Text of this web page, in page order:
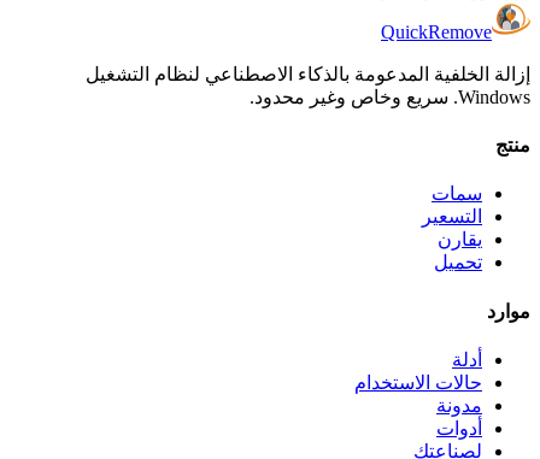
QuickRemove
إزالة الخلفية المدعومة بالذكاء الاصطناعي لنظام التشغيل
Windows. سريع وخاص وغير محدود.
منتج
سمات
التسعير
يقارن
تحميل
موارد
أدلة
حالات الاستخدام
مدونة
أدوات
لصناعتك